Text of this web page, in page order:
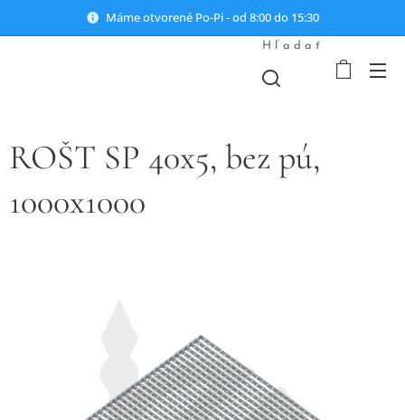
Máme otvorené Po-Pi - od 8:00 do 15:30
Hľadať
ROŠT SP 40x5, bez pú,
1000x1000